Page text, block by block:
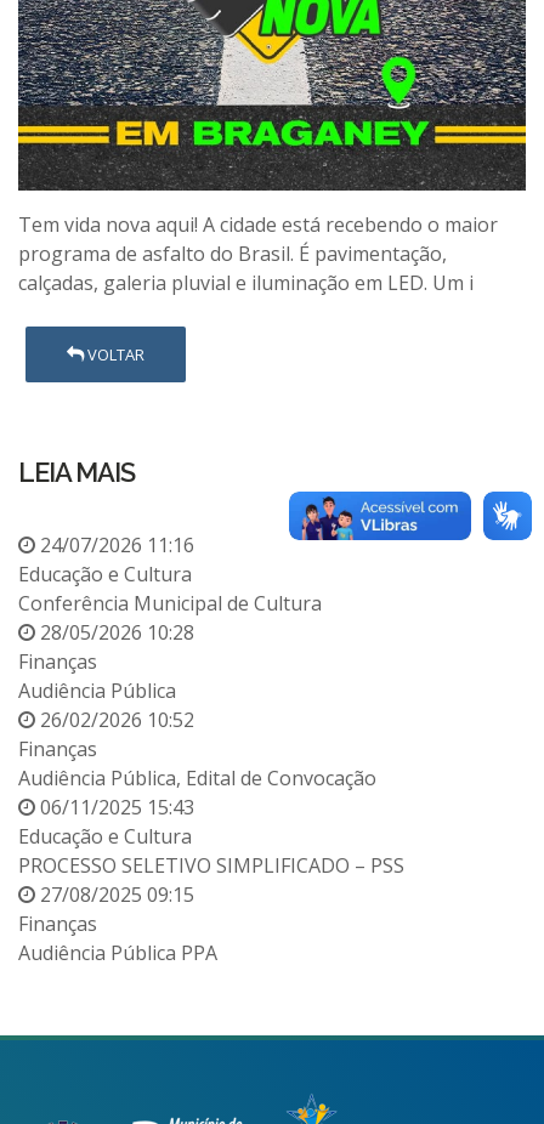
Tem vida nova aqui! A cidade está recebendo o maior
programa de asfalto do Brasil. É pavimentação,
calçadas, galeria pluvial e iluminação em LED. Um i
VOLTAR
LEIA MAIS
24/07/2026 11:16
Educação e Cultura
Conferência Municipal de Cultura
28/05/2026 10:28
Finanças
Audiência Pública
26/02/2026 10:52
Finanças
Audiência Pública, Edital de Convocação
06/11/2025 15:43
Educação e Cultura
PROCESSO SELETIVO SIMPLIFICADO – PSS
27/08/2025 09:15
Finanças
Audiência Pública PPA